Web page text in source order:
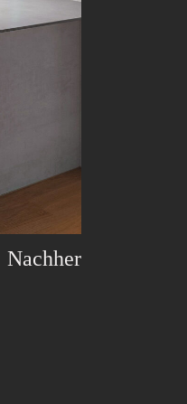
Nachher